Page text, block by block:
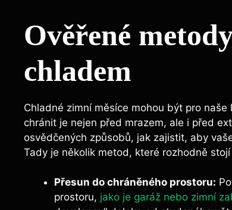
Ověřené
chladem
Chladné zimní měsíce mohou být pro
chránit je nejen před mrazem, ale i před
osvědčených způsobů, jak zajistit, aby
Tady je několik metod, které rozhodně
Přesun do chráněného prostoru:
prostoru, jako je garáž nebo zimní